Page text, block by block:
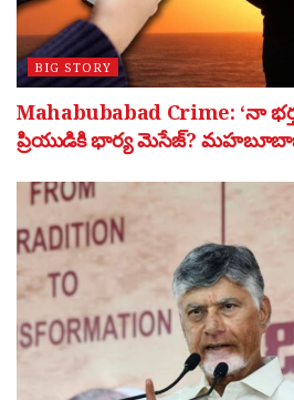
BIG STORY
Mahabubabad Crime: ‘నా
ప్రియుడికి భార్య మెసేజ్?